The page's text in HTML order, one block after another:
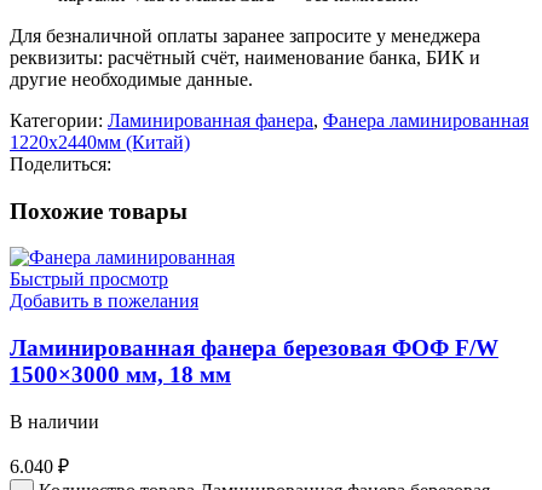
Для безналичной оплаты заранее запросите у менеджера
реквизиты: расчётный счёт, наименование банка, БИК и
другие необходимые данные.
Категории: Ламинированная фанера, Фанера ламинированная
1220х2440мм (Китай)
Поделиться:
Похожие товары
Быстрый просмотр
Добавить в пожелания
Ламинированная фанера березовая ФОФ F/W
1500×3000 мм, 18 мм
В наличии
6.040 ₽